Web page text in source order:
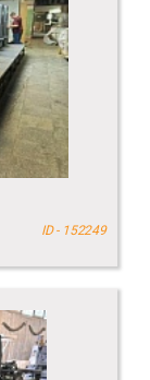
ID - 152249